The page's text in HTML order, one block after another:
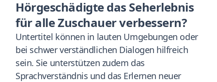
Hörgeschädigte das Seherlebnis
für alle Zuschauer verbessern?
Untertitel können in lauten Umgebungen oder
bei schwer verständlichen Dialogen hilfreich
sein. Sie unterstützen zudem das
Sprachverständnis und das Erlernen neuer